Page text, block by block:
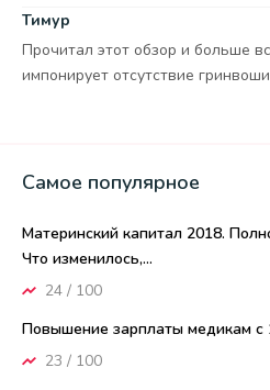
Тимур
Прочитал этот обзор и больше
импонирует отсутствие
Самое популярное
Материнский капитал 2018.
Что изменилось,...
24 / 100
Повышение зарплаты медикам с
23 / 100